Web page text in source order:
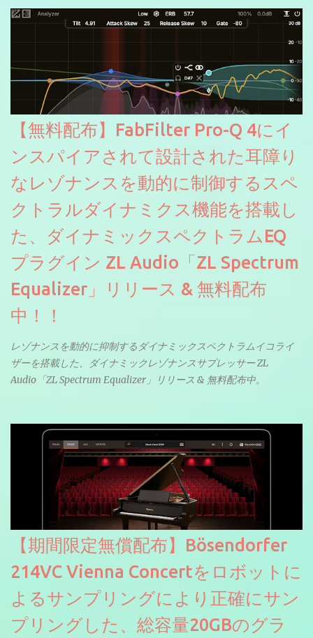
【無料配布】FabFilter Pro-Q 4にイ
ンスパイアされて設計された耳障り
なレゾナンスを動的に制御するスペ
クトラルダイナミクス機能を搭載し
た、ダイナミックスペクトラムEQ
プラグイン ZL Audio「ZL Spectrum
Equalizer」リリース & 無料配布
中！！
レゾナンスを動的に抑制するダイナミックスペクトラムイコライ
ザーを搭載した、ダイナミックレゾナンスサプレッサー ZL
Audio「ZL Spectrum Equalizer」リリース & 無料配布中。
【期間限定無償配布】Bösendorfer
214VC Vienna Concertをロボットに
よるサンプリングにより正確にサン
プリングした、総容量20GBのグラ